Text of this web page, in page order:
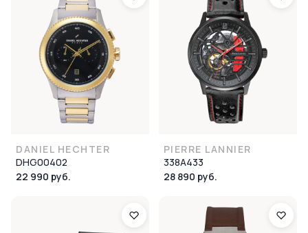
DANIEL HECHTER
DHG00402
22 990 руб.
PIERRE LANNIER
338A433
28 890 руб.